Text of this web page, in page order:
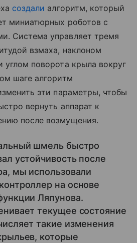
создали алгоритм, который
миниатюрных роботов с
Система управляет тремя
взмаха, наклоном
углом поворота крыла вокруг
шаге алгоритм
эти параметры, чтобы
вернуть аппарат к
после возмущения.
шмель быстро
устойчивость после
мы использовали
на основе
Ляпунова.
текущее состояние
такие изменения
которые